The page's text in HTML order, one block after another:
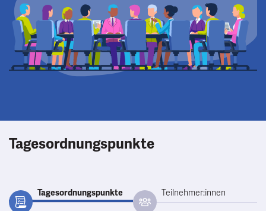
Tagesordnungspunkte
Tagesordnungspunkte Teilnehmer:innen